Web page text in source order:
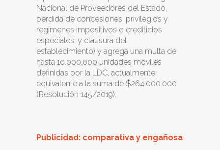
Nacional de Proveedores del Estado,
pérdida de concesiones, privilegios y
regímenes impositivos o crediticios
especiales, y clausura del
establecimiento) y agrega una multa de
hasta 10.000.000 unidades móviles
definidas por la LDC, actualmente
equivalente a la suma de $264.000.000
(Resolución 145/2019).
Publicidad: comparativa y engañosa